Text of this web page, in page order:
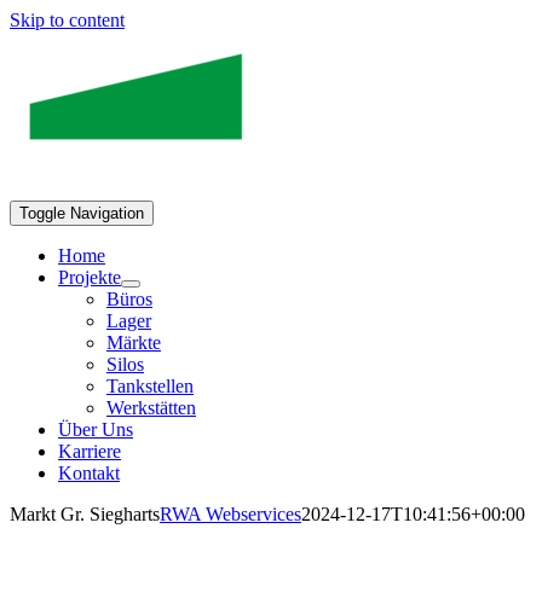
Skip to content
Toggle Navigation
Home
Projekte
Büros
Lager
Märkte
Silos
Tankstellen
Werkstätten
Über Uns
Karriere
Kontakt
Markt Gr. SieghartsRWA Webservices2024-12-17T10:41:56+00:00